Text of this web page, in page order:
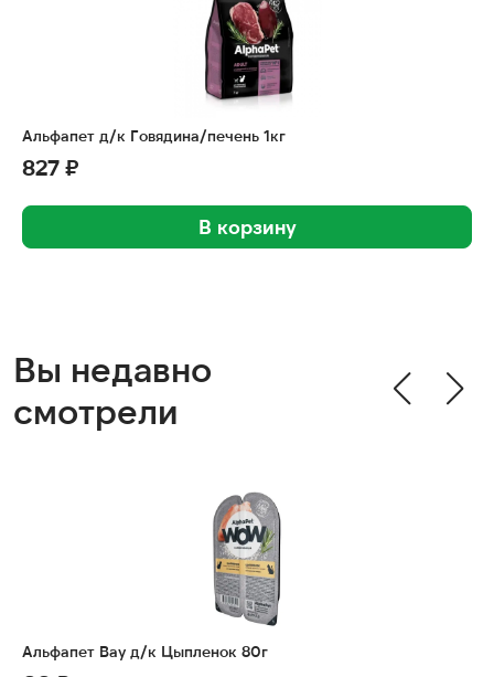
Альфапет д/к Говядина/печень 1кг
827 ₽
В корзину
Вы недавно
смотрели
Альфапет Вау д/к Цыпленок 80г